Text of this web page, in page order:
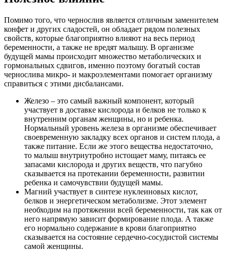
Помимо того, что чернослив является отличным заменителем
конфет и других сладостей, он обладает рядом полезных
свойств, которые благоприятно влияют на весь период
беременности, а также не вредят малышу. В организме
будущей мамы происходит множество метаболических и
гормональных сдвигов, именно поэтому богатый состав
чернослива микро- и макроэлементами помогает организму
справиться с этими дисбалансами.
Железо – это самый важный компонент, который
участвует в доставке кислорода и белков не только к
внутренним органам женщины, но и ребенка.
Нормальный уровень железа в организме обеспечивает
своевременную закладку всех органов и систем плода, а
также питание. Если же этого вещества недостаточно,
то малыш внутриутробно истощает маму, питаясь ее
запасами кислорода и других веществ, что пагубно
сказывается на протекании беременности, развитии
ребенка и самочувствии будущей мамы.
Магний участвует в синтезе нуклеиновых кислот,
белков и энергетическом метаболизме. Этот элемент
необходим на протяжении всей беременности, так как от
него напрямую зависит формирование плода. А также
его нормально содержание в крови благоприятно
сказывается на состояние сердечно-сосудистой системы
самой женщины.